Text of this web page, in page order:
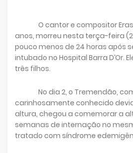
O cantor e compositor
anos, morreu nesta terça-feira
pouco menos de 24 horas após
intubado no Hospital Barra D’Or.
três filhos.
No dia 2, o Tremendão,
carinhosamente conhecido
altura, chegou a comemorar a
semanas de internação no
tratado com síndrome